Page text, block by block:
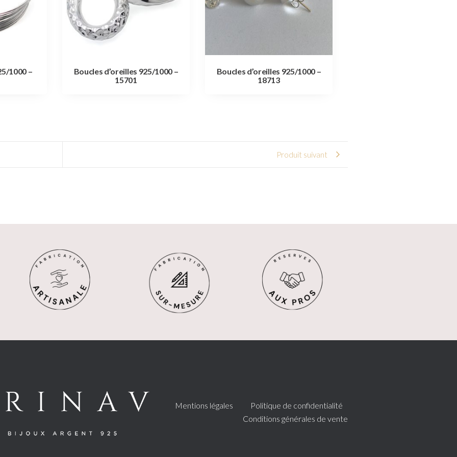
1000 –
Boucles d’oreilles 925/1000 –
15701
Boucles d’oreilles 925/1000 –
18713
Produit suivant
Mentions légales
Politique de confidentialité
Conditions générales de vente